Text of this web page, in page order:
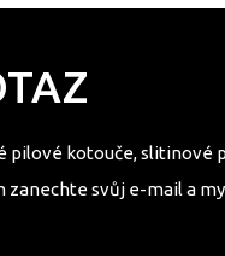
pilové kotouče, slitinové
svůj e-mail a